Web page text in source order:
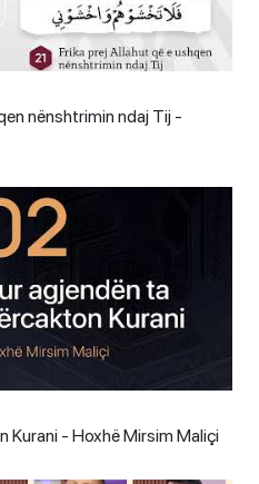
nënshtrimin ndaj Tij -
Kurani - Hoxhë Mirsim Maliçi